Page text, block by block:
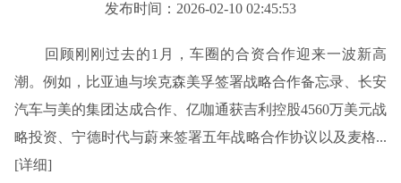
发布时间：2026-02-10 02:45:53
回顾刚刚过去的1月，车圈的合资合作迎来一波新高
潮。例如，比亚迪与埃克森美孚签署战略合作备忘录、长安
汽车与美的集团达成合作、亿咖通获吉利控股4560万美元战
略投资、宁德时代与蔚来签署五年战略合作协议以及麦格...
[详细]